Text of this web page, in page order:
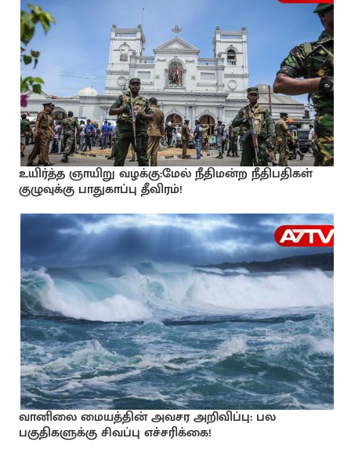
உயிர்த்த ஞாயிறு வழக்கு:மேல் நீதிமன்ற நீதிபதிகள்
குழுவுக்கு பாதுகாப்பு தீவிரம்!
வானிலை மையத்தின் அவசர அறிவிப்பு: பல
பகுதிகளுக்கு சிவப்பு எச்சரிக்கை!